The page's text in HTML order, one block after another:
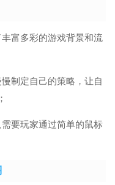
富多彩的游戏背景和流
制定自己的策略，让自
要玩家通过简单的鼠标